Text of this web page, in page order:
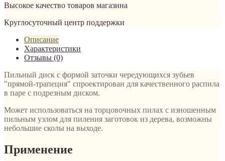
Высокое качество товаров магазина
Круглосуточный центр поддержки
Описание
Характеристики
Отзывы (0)
Пильный диск с формой заточки чередующихся зубьев
"прямой-трапеция" спроектирован для качественного распила
в паре с подрезным диском.
Может использоваться на торцовочных пилах с изношенным
пильным узлом для пиления заготовок из дерева, возможны
небольшие сколы на выходе.
Применение